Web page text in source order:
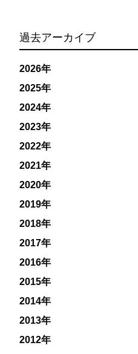
過去アーカイブ
2026年
2025年
2024年
2023年
2022年
2021年
2020年
2019年
2018年
2017年
2016年
2015年
2014年
2013年
2012年